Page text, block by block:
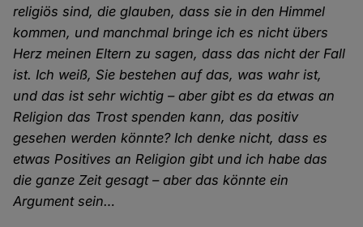
religiös sind, die glauben, dass sie in den Himmel
kommen, und manchmal bringe ich es nicht übers
Herz meinen Eltern zu sagen, dass das nicht der Fall
ist. Ich weiß, Sie bestehen auf das, was wahr ist,
und das ist sehr wichtig – aber gibt es da etwas an
Religion das Trost spenden kann, das positiv
gesehen werden könnte? Ich denke nicht, dass es
etwas Positives an Religion gibt und ich habe das
die ganze Zeit gesagt – aber das könnte ein
Argument sein…